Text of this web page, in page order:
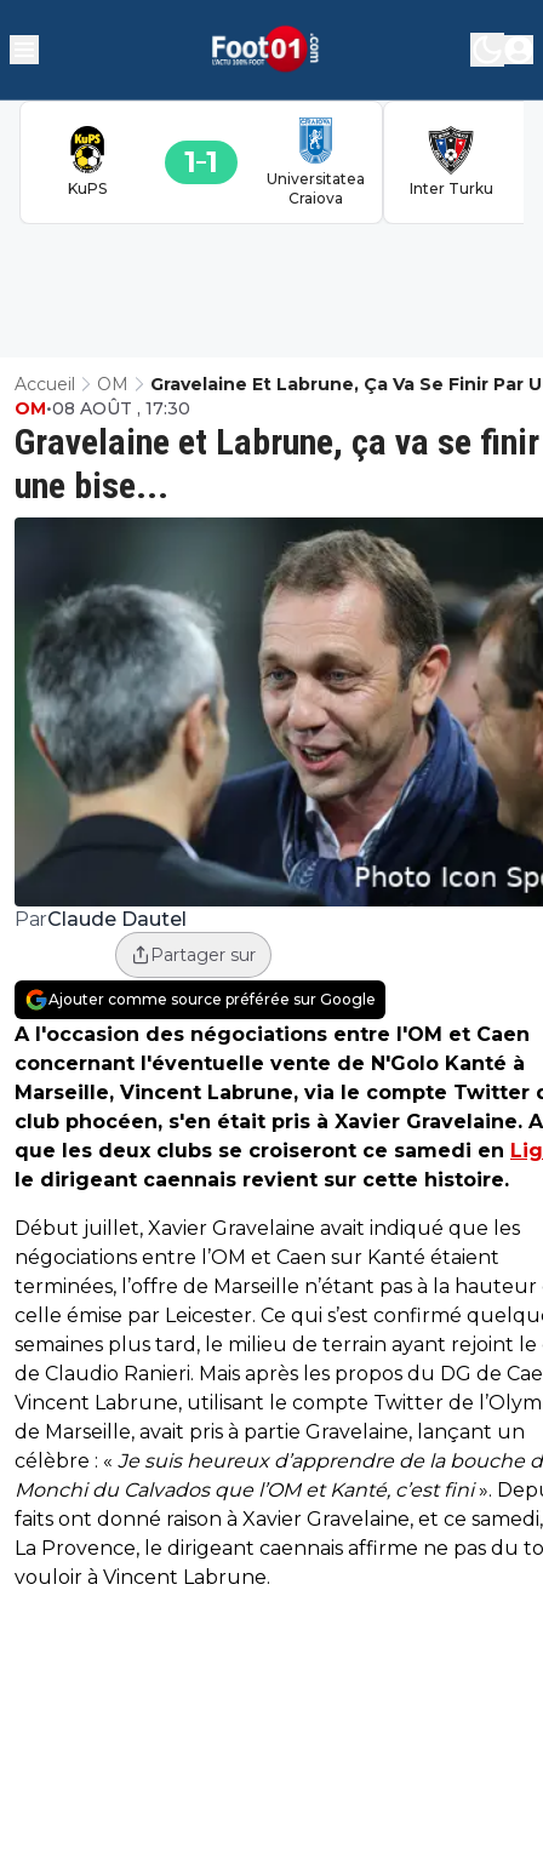
KuPS
1 1
Universitatea
Craiova
Inter Turku
Accueil OM
Gravelaine Et Labrune, Ça Va Se Finir Par
Bise...
Gravelaine et Labrune, ça va se
une bise...
OM•08 AOÛT , 17:30
ParClaude Dautel
Partager sur
Ajouter comme source préférée sur Google
A l'occasion des négociations entre l'OM et Caen
concernant l'éventuelle vente de N'Golo Kanté à
Marseille, Vincent Labrune, via le compte Twitter
club phocéen, s'en était pris à Xavier Gravelaine.
que les deux clubs se croiseront ce samedi en
le dirigeant caennais revient sur cette histoire.
Début juillet, Xavier Gravelaine avait indiqué que les
négociations entre l’OM et Caen sur Kanté étaient
terminées, l’offre de Marseille n’étant pas à la hauteur
celle émise par Leicester. Ce qui s’est confirmé
semaines plus tard, le milieu de terrain ayant rejoint
de Claudio Ranieri. Mais après les propos du DG de
Vincent Labrune, utilisant le compte Twitter de
de Marseille, avait pris à partie Gravelaine, lançant un
célèbre : « Je suis heureux d’apprendre de la bouche
Monchi du Calvados que l’OM et Kanté, c’est fini».
faits ont donné raison à Xavier Gravelaine, et ce
La Provence, le dirigeant caennais affirme ne pas du
vouloir à Vincent Labrune.